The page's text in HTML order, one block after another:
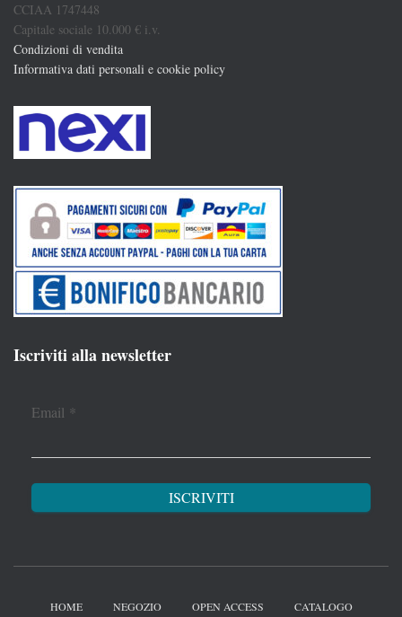
CCIAA 1747448
Capitale sociale 10.000 € i.v.
Condizioni di vendita
Informativa dati personali e cookie policy
Iscriviti alla newsletter
Email *
HOME NEGOZIO OPEN ACCESS CATALOGO